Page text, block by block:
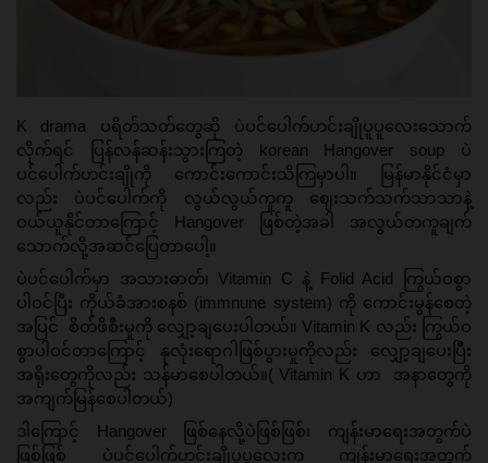
K drama ပရိတ်သတ်တွေဆို ပဲပင်ပေါက်ဟင်းချိုပူပူလေးသောက်
လိုက်ရင် ပြန်လန်ဆန်းသွားကြတဲ့
korean Hangover soup ပဲ
ပင်ပေါက်ဟင်းချိုကို ကောင်းကောင်းသိကြမှာပါ။ မြန်မာနိုင်ငံမှာ
လည်း ပဲပင်ပေါက်ကို လွယ်လွယ်ကူကူ ဈေးသက်သက်သာသာနဲ့
ဝယ်ယူနိုင်တာကြောင့် Hangover ဖြစ်တဲ့အခါ အလွယ်တကူချက်
သောက်လို့အဆင်ပြေတာပေါ့။
ပဲပင်ပေါက်မှာ အသားဓာတ်၊ Vitamin C နဲ့ Folid Acid ကြွယ်ဝစွာ
ပါဝင်ပြီး ကိုယ်ခံအားစနစ် (immnune system) ကို ကောင်းမွန်စေတဲ့
အပြင်  စိတ်ဖိစီးမှုကို လျှော့ချပေးပါတယ်။ Vitamin K လည်း ကြွယ်ဝ
စွာပါဝင်တာကြောင့် နုလုံးရောဂါဖြစ်ပွားမှုကိုလည်း လျှော့ချပေးပြီး
အရိုးတွေကိုလည်း သန်မာစေပါတယ်။( Vitamin K ဟာ  အနာတွေကို
အကျက်မြန်စေပါတယ်)
ဒါကြောင့် Hangover ဖြစ်နေလို့ပဲဖြစ်ဖြစ်၊ ကျန်းမာရေးအတွက်ပဲ
ဖြစ်ဖြစ် ပဲပင်ပေါက်ဟင်းချိုပူပူလေးက ကျန်းမာရေးအတွက်